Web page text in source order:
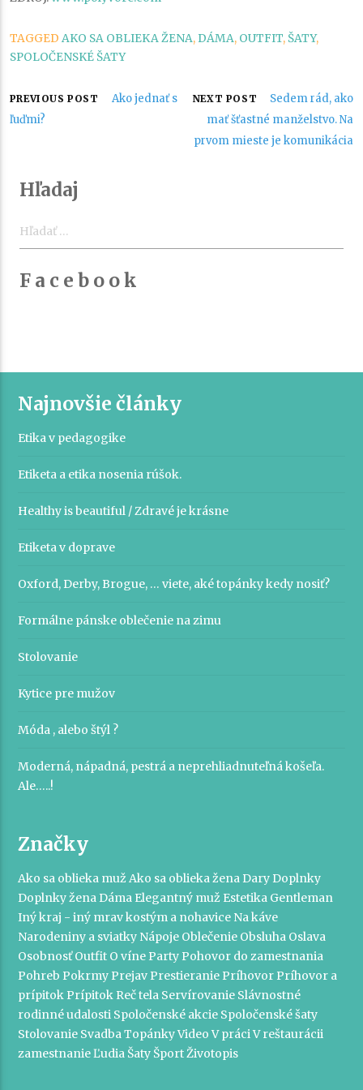
TAGGED AKO SA OBLIEKA ŽENA, DÁMA, OUTFIT, ŠATY,
SPOLOČENSKÉ ŠATY
Navigácia
článku
PREVIOUS POST
Ako jednať s
ľuďmi?
NEXT POST
Sedem rád, ako
mať šťastné manželstvo. Na
prvom mieste je komunikácia
Hľadaj
F a c e b o o k
Najnovšie články
Etika v pedagogike
Etiketa a etika nosenia rúšok.
Healthy is beautiful / Zdravé je krásne
Etiketa v doprave
Oxford, Derby, Brogue, … viete, aké topánky kedy nosiť?
Formálne pánske oblečenie na zimu
Stolovanie
Kytice pre mužov
Móda , alebo štýl ?
Moderná, nápadná, pestrá a neprehliadnuteľná košeľa.
Ale…..!
Značky
Ako sa oblieka muž Ako sa oblieka ženaDaryDoplnky
Doplnky ženaDáma Elegantný muž Estetika Gentleman
Iný kraj - iný mravkostým a nohavice Na káve
Narodeniny a sviatky Nápoje Oblečenie Obsluha Oslava
OsobnosťOutfit O víne Party Pohovor do zamestnania
Pohreb Pokrmy Prejav Prestieranie Príhovor Príhovor a
prípitok Prípitok Reč tela Servírovanie Slávnostné
rodinné udalosti Spoločenské akcie Spoločenské šaty
Stolovanie SvadbaTopánkyVideo V práciV reštaurácii
zamestnanieĽudia Šaty ŠportŽivotopis